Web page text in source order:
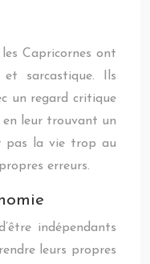
Capricornes ont
sarcastique. Ils
un regard critique
leur trouvant un
pas la vie trop au
erreurs.
indépendants
leurs propres